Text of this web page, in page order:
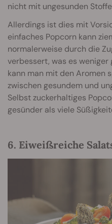
nicht mit ungesunden
Allerdings ist dies mit
einfaches Popcorn kann
normalerweise durch die
verbessert, was es
kann man mit den Aromen
zwischen gesundem und
Selbst zuckerhaltiges
gesünder als viele
6. Eiweißreiche